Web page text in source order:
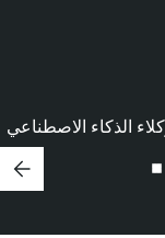
الذكاء الاصطناعي